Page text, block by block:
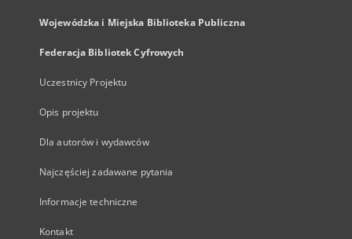
Wojewódzka i Miejska Biblioteka Publiczna
Federacja Bibliotek Cyfrowych
Uczestnicy Projektu
Opis projektu
Dla autorów i wydawców
Najczęściej zadawane pytania
Informacje techniczne
Kontakt